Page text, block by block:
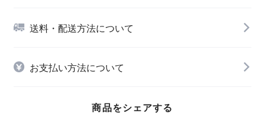
送料・配送方法について
お支払い方法について
商品をシェアする